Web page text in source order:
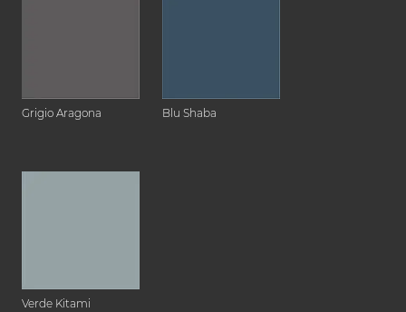
Grigio Aragona Blu Shaba
Verde Kitami